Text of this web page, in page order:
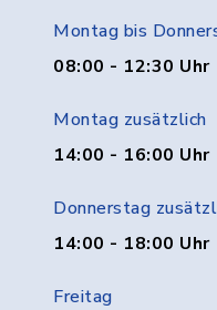
Montag bis
08:00 - 12:30 Uhr
Montag zusätzlich
14:00 - 16:00 Uhr
Donnerstag
14:00 - 18:00 Uhr
Freitag